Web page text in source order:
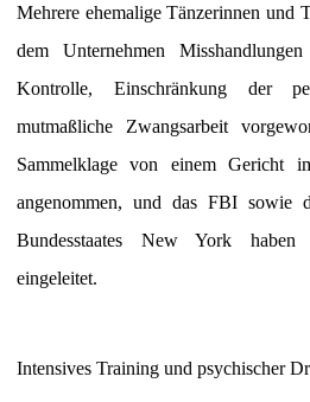
Mehrere ehemalige Tänzerinnen und
dem Unternehmen
Kontrolle, Einschränkung der
mutmaßliche Zwangsarbeit
Sammelklage von einem Gericht
angenommen, und das FBI sowie
Bundesstaates New York haben
eingeleitet.
Intensives Training und psychischer